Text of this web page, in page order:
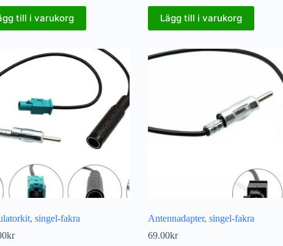
till i varukorg Lägg till i varukorg
singel-fakra
kr
Antennadapter, singel-fakra
69.00kr